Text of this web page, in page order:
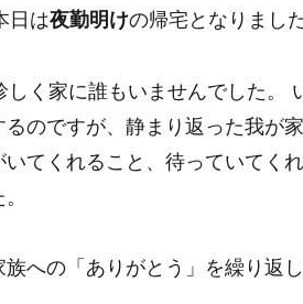
日は夜勤明けの帰宅となりました
く家に誰もいませんでした。
のですが、静まり返った我が
てくれること、待っていてく
への「ありがとう」を繰り返し